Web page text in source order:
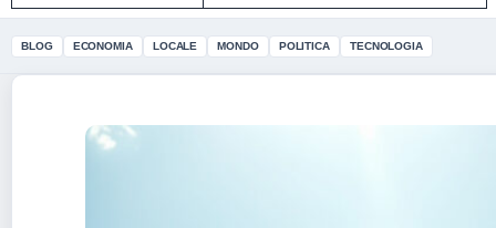
BLOG ECONOMIA LOCALE MONDO POLITICA TECNOLOGIA